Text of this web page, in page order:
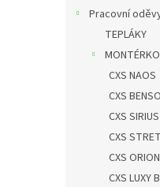
Pracovní
TEPLÁKY
CXS NAOS
CXS
CXS SIRIUS
CXS
CXS ORION
CXS LUXY